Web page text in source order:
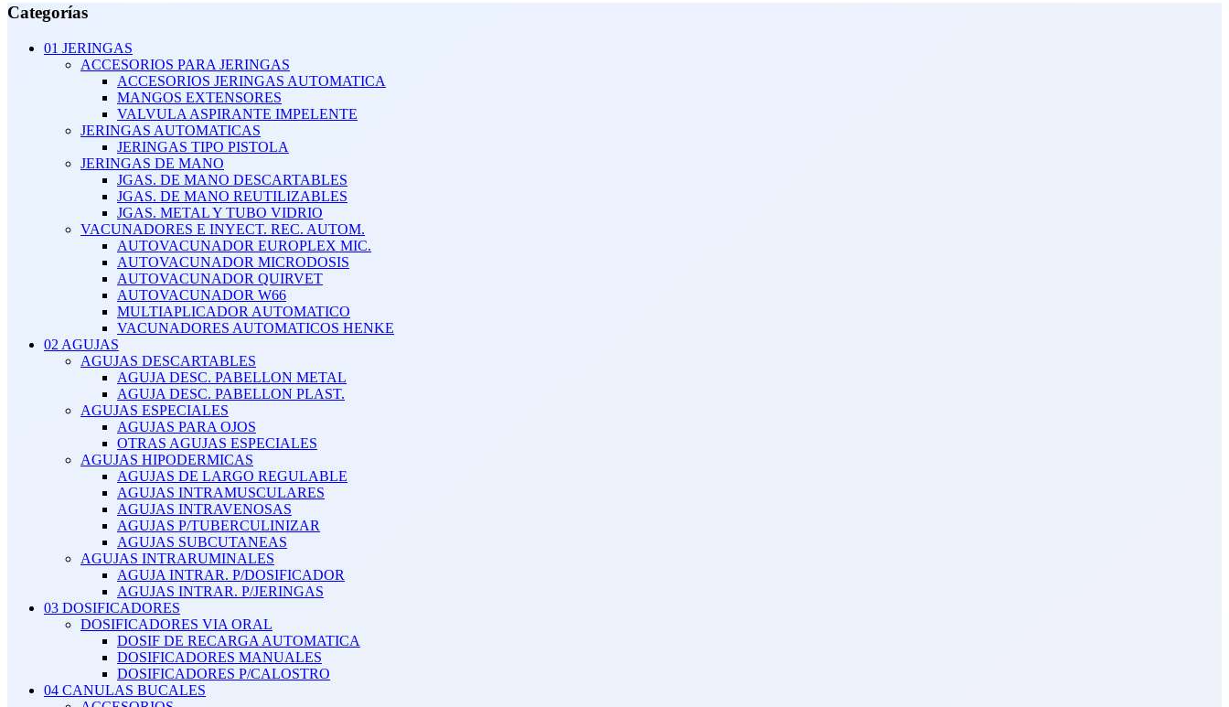
Categorías
01 JERINGAS
ACCESORIOS PARA JERINGAS
ACCESORIOS JERINGAS AUTOMATICA
MANGOS EXTENSORES
VALVULA ASPIRANTE IMPELENTE
JERINGAS AUTOMATICAS
JERINGAS TIPO PISTOLA
JERINGAS DE MANO
JGAS. DE MANO DESCARTABLES
JGAS. DE MANO REUTILIZABLES
JGAS. METAL Y TUBO VIDRIO
VACUNADORES E INYECT. REC. AUTOM.
AUTOVACUNADOR EUROPLEX MIC.
AUTOVACUNADOR MICRODOSIS
AUTOVACUNADOR QUIRVET
AUTOVACUNADOR W66
MULTIAPLICADOR AUTOMATICO
VACUNADORES AUTOMATICOS HENKE
02 AGUJAS
AGUJAS DESCARTABLES
AGUJA DESC. PABELLON METAL
AGUJA DESC. PABELLON PLAST.
AGUJAS ESPECIALES
AGUJAS PARA OJOS
OTRAS AGUJAS ESPECIALES
AGUJAS HIPODERMICAS
AGUJAS DE LARGO REGULABLE
AGUJAS INTRAMUSCULARES
AGUJAS INTRAVENOSAS
AGUJAS P/TUBERCULINIZAR
AGUJAS SUBCUTANEAS
AGUJAS INTRARUMINALES
AGUJA INTRAR. P/DOSIFICADOR
AGUJAS INTRAR. P/JERINGAS
03 DOSIFICADORES
DOSIFICADORES VIA ORAL
DOSIF DE RECARGA AUTOMATICA
DOSIFICADORES MANUALES
DOSIFICADORES P/CALOSTRO
04 CANULAS BUCALES